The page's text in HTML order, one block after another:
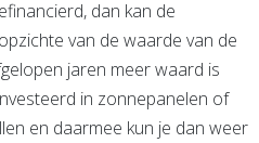
dan kan de
van de waarde van de
jaren meer waard is
in zonnepanelen of
en daarmee kun je dan weer